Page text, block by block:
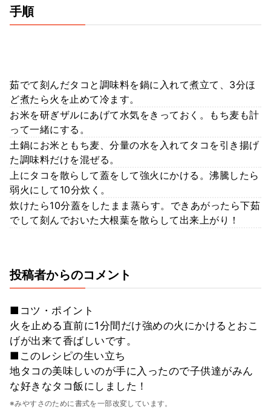
手順
茹でて刻んだタコと調味料を鍋に入れて煮立て、3分ほ
ど煮たら火を止めて冷ます。
お米を研ぎザルにあげて水気をきっておく。もち麦も計
って一緒にする。
土鍋にお米ともち麦、分量の水を入れてタコを引き揚げ
た調味料だけを混ぜる。
上にタコを散らして蓋をして強火にかける。沸騰したら
弱火にして10分炊く。
炊けたら10分蓋をしたまま蒸らす。できあがったら下茹
でして刻んでおいた大根葉を散らして出来上がり！
投稿者からのコメント
■コツ・ポイント
火を止める直前に1分間だけ強めの火にかけるとおこ
げが出来て香ばしいです。
■このレシピの生い立ち
地タコの美味しいのが手に入ったので子供達がみん
な好きなタコ飯にしました！
※みやすさのために書式を一部改変しています。